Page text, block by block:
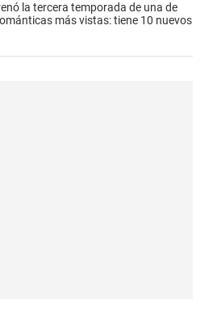
la tercera temporada de una de
más vistas: tiene 10 nuevos